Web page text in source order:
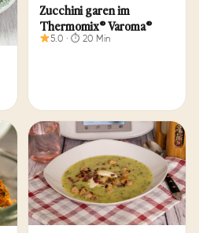
Zuc­chi­ni ga­ren im
Thermomix® Varoma®
5.0 · ⏱ 20 Min